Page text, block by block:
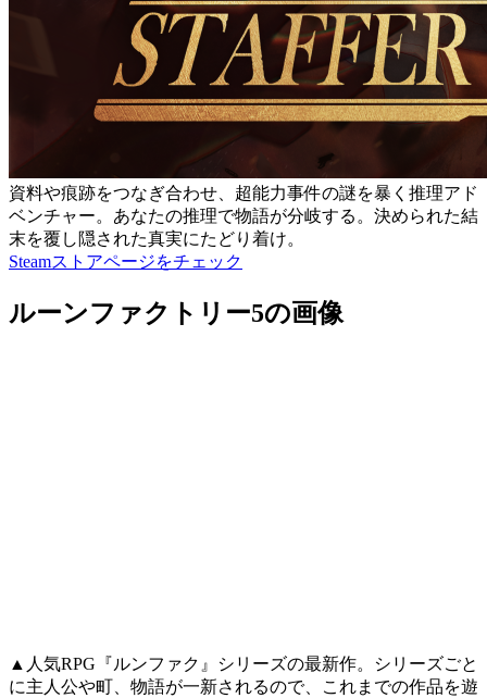
資料や痕跡をつなぎ合わせ、超能力事件の謎を暴く推理アド
ベンチャー。あなたの推理で物語が分岐する。決められた結
末を覆し隠された真実にたどり着け。
Steamストアページをチェック
ルーンファクトリー5の画像
▲人気RPG『ルンファク』シリーズの最新作。シリーズごと
に主人公や町、物語が一新されるので、これまでの作品を遊